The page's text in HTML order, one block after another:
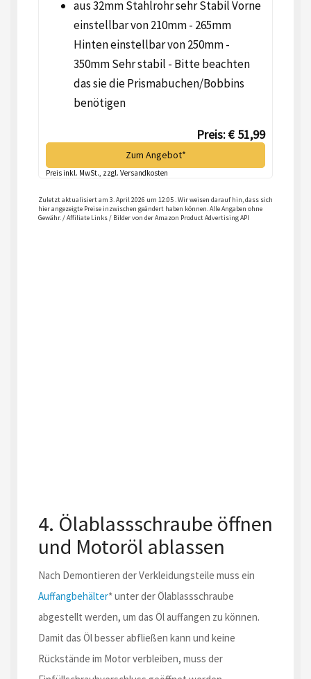
aus 32mm Stahlrohr sehr Stabil Vorne
einstellbar von 210mm - 265mm
Hinten einstellbar von 250mm -
350mm Sehr stabil - Bitte beachten
das sie die Prismabuchen/Bobbins
benötigen
Preis: € 51,99
Zum Angebot*
Preis inkl. MwSt., zzgl. Versandkosten
Zuletzt aktualisiert am 3. April 2026 um 12:05 . Wir weisen darauf hin, dass sich
hier angezeigte Preise inzwischen geändert haben können. Alle Angaben ohne
Gewähr. / Affiliate Links / Bilder von der Amazon Product Advertising API
4. Ölablassschraube öffnen
und Motoröl ablassen
Nach Demontieren der Verkleidungsteile muss ein
Auffangbehälter* unter der Ölablassschraube
abgestellt werden, um das Öl auffangen zu können.
Damit das Öl besser abfließen kann und keine
Rückstände im Motor verbleiben, muss der